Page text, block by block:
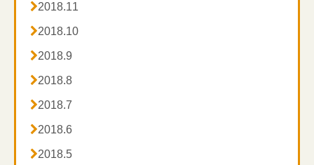
2018.11
2018.10
2018.9
2018.8
2018.7
2018.6
2018.5